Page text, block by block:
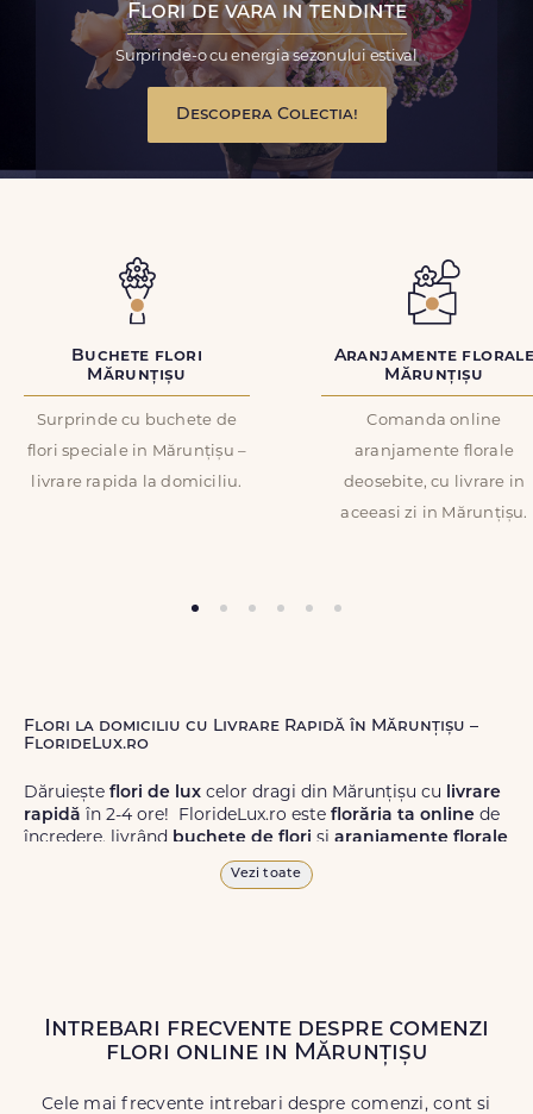
Flori de vara in tendinte
Surprinde-o cu energia sezonului estival
Descopera Colectia!
Buchete flori
Mărunțișu
Surprinde cu buchete de
flori speciale in Mărunțișu –
livrare rapida la domiciliu.
Aranjamente
Mărunțișu
Comanda online
aranjamente florale
deosebite, cu livrare in
aceeasi zi in Mărunțișu.
Flori la domiciliu cu Livrare Rapidă în Mărunțișu –
FlorideLux.ro
Dăruiește flori de lux celor dragi din Mărunțișu cu livrare
rapidă în 2-4 ore! FlorideLux.ro este florăria ta online de
încredere, livrând buchete de flori și aranjamente florale
de calitate superioară în Mărunțișu și în toată România.
Livrăm buchete de florichiar și în weekend, pentru ca tu
să poți adresa un gest frumos atunci când ai nevoie.
Vezi toate
Intrebari frecvente despre comenzi
flori online in Mărunțișu
Cele mai frecvente intrebari despre comenzi, cont si